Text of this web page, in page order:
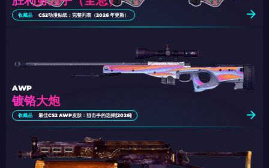
收藏品 CS2动漫贴纸：完整列表（2026 年更新）
镀铬大炮
AWP
收藏品 最佳CS2 AWP皮肤：狙击手的选择[2026]